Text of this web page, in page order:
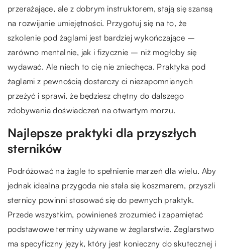
przerażające, ale z dobrym instruktorem, stają się szansą
na rozwijanie umiejętności. Przygotuj się na to, że
szkolenie pod żaglami jest bardziej wykończające –
zarówno mentalnie, jak i fizycznie – niż mogłoby się
wydawać. Ale niech to cię nie zniechęca. Praktyka pod
żaglami z pewnością dostarczy ci niezapomnianych
przeżyć i sprawi, że będziesz chętny do dalszego
zdobywania doświadczeń na otwartym morzu.
Najlepsze praktyki dla przyszłych
sterników
Podróżować na żagle to spełnienie marzeń dla wielu. Aby
jednak idealna przygoda nie stała się koszmarem, przyszli
sternicy powinni stosować się do pewnych praktyk.
Przede wszystkim, powinieneś zrozumieć i zapamiętać
podstawowe terminy używane w żeglarstwie. Żeglarstwo
ma specyficzny język, który jest konieczny do skutecznej i